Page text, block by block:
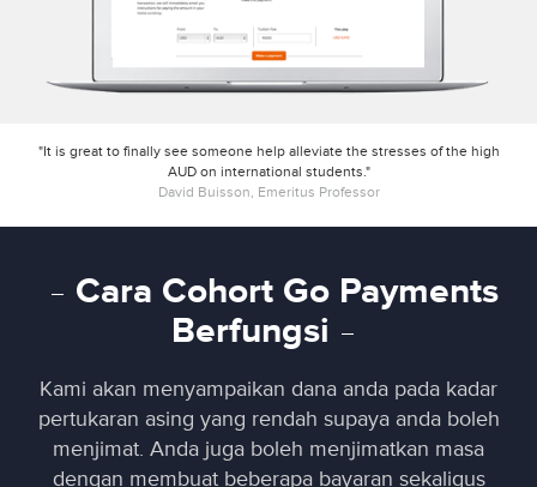
"It is great to finally see someone help alleviate the stresses of the high
AUD on international students."
David Buisson, Emeritus Professor
Cara Cohort Go Payments
Berfungsi
Kami akan menyampaikan dana anda pada kadar
pertukaran asing yang rendah supaya anda boleh
menjimat. Anda juga boleh menjimatkan masa
dengan membuat beberapa bayaran sekaligus